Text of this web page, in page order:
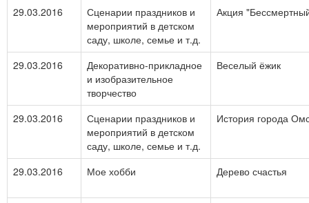
29.03.2016
Сценарии праздников и
мероприятий в детском
саду, школе, семье и т.д.
Акция
29.03.2016
Декоративно-прикладное
и изобразительное
творчество
Веселый ёжик
29.03.2016
Сценарии праздников и
мероприятий в детском
саду, школе, семье и т.д.
История города
29.03.2016 Мое хобби Дерево счастья